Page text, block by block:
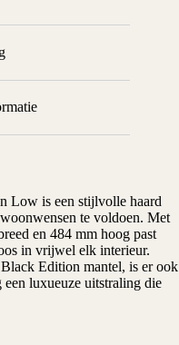
Low is een stijlvolle haard
te voldoen. Met
en 484 mm hoog past
in vrijwel elk interieur.
Edition mantel, is er ook
luxueuze uitstraling die